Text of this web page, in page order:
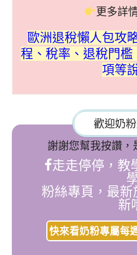
更多詳
歐洲退稅懶人包攻
程、稅率、退稅門
項等
歡迎奶
謝謝您幫我按讚，
走走停停，教
粉絲專頁，最新
新
快來看奶粉專屬每